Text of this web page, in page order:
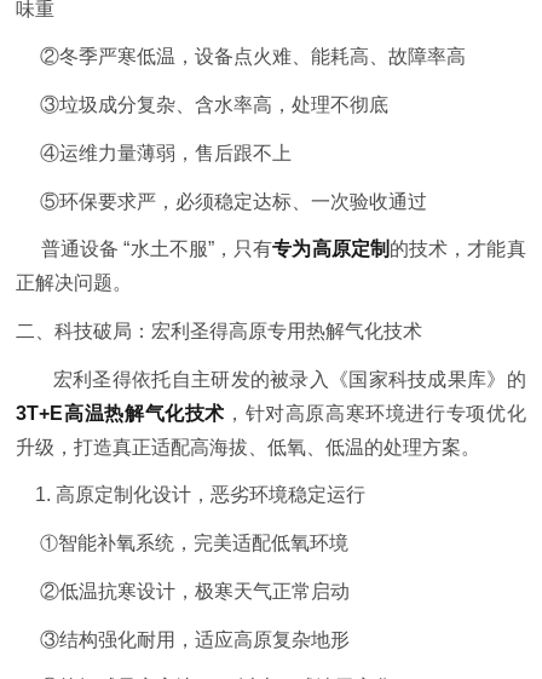
味重
②冬季严寒低温，设备点火难、能耗高、故障率高
③垃圾成分复杂、含水率高，处理不彻底
④运维力量薄弱，售后跟不上
⑤环保要求严，必须稳定达标、一次验收通过
普通设备 “水土不服”，只有专为高原定制 的技术，才能真
正解决问题。
二、科技破局：宏利圣得高原专用热解气化技术
宏利圣得依托自主研发的被录入《国家科技成果库》的
3T+E高温热解气化技术 ，针对高原高寒环境进行专项优化
升级，打造真正适配高海拔、低氧、低温的处理方案。
1. 高原定制化设计，恶劣环境稳定运行
①智能补氧系统，完美适配低氧环境
②低温抗寒设计，极寒天气正常启动
③结构强化耐用，适应高原复杂地形